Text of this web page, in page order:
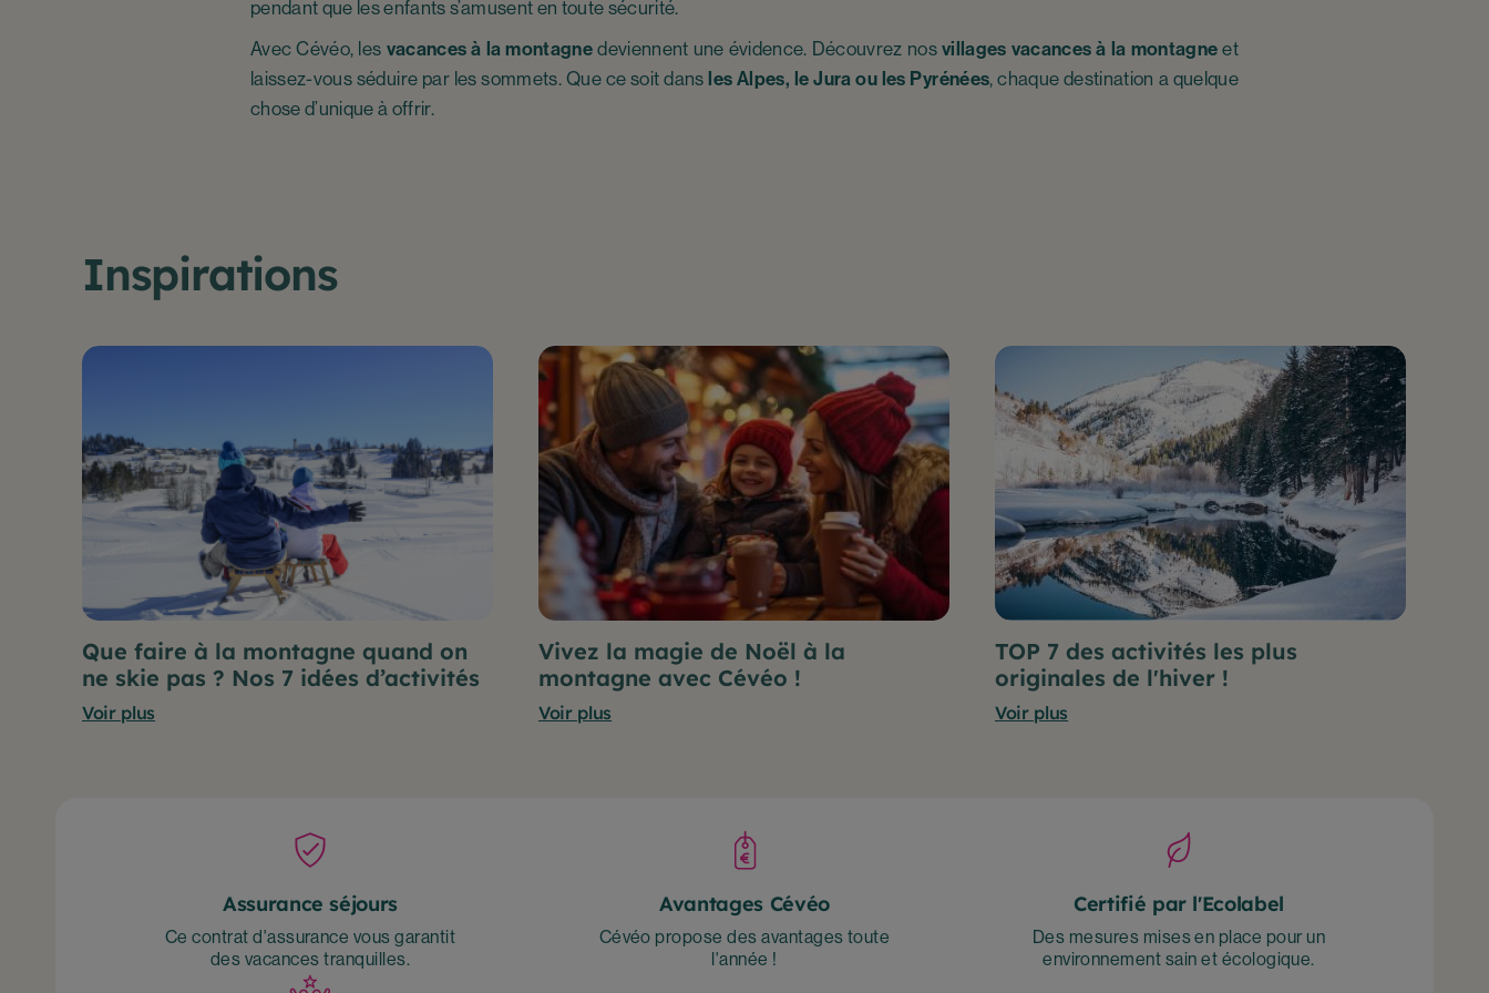
pendant que les enfants s’amusent en toute sécurité.
Avec Cévéo, les vacances à la montagne deviennent une évidence. Découvrez nos villages vacances à la montagne et
laissez-vous séduire par les sommets. Que ce soit dans les Alpes, le Jura ou les Pyrénées, chaque destination a quelque
chose d’unique à offrir.
Inspirations
Que faire à la montagne quand on
ne skie pas ? Nos 7 idées d’activités
Voir plus
Vivez la magie de Noël à la
montagne avec Cévéo !
Voir plus
TOP 7 des activités les plus
originales de l'hiver !
Voir plus
Assurance séjours
Ce contrat d'assurance vous garantit
des vacances tranquilles.
Avantages Cévéo
Cévéo propose des avantages toute
l'année !
Certifié par l'Ecolabel
Des mesures mises en place pour un
environnement sain et écologique.